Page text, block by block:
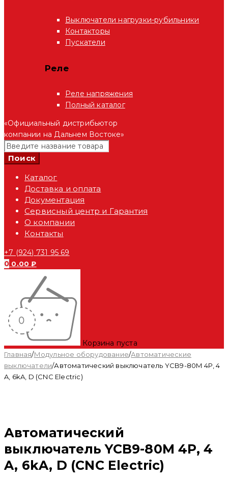
Выключатели нагрузки-рубильники
Контакторы
Пускатели
Реле
Реле напряжения
Полный каталог
«Официальный дистрибьютор
компании на Дальнем Востоке»
Каталог
Доставка и оплата
Документация
Сервисный центр и Гарантия
О компании
Контакты
+7 (924) 731 95 69
0 0.00₽
Корзина пуста
Главная/Модульное оборудование/Автоматические
выключатели/Автоматический выключатель YCB9-80M 4P, 4
A, 6kA, D (CNC Electric)
Автоматический
выключатель YCB9-80M 4P, 4
A, 6kA, D (CNC Electric)